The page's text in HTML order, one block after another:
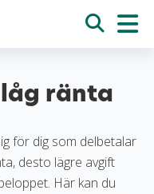
ränta
för dig som delbetalar
desto lägre avgift
Här kan du